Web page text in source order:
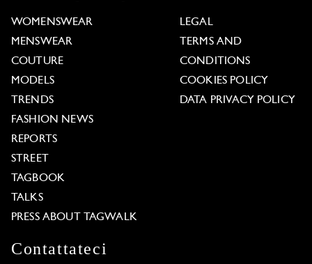
WOMENSWEAR
MENSWEAR
COUTURE
MODELS
TRENDS
FASHION NEWS
REPORTS
STREET
TAGBOOK
TALKS
PRESS ABOUT TAGWALK
LEGAL
TERMS AND
CONDITIONS
COOKIES POLICY
DATA PRIVACY POLICY
Contattateci